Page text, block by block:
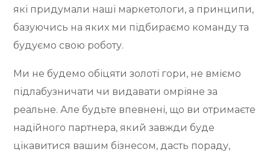
які придумали наші маркетологи, а принципи,
базуючись на яких ми підбираємо команду та
будуємо свою роботу.
Ми не будемо обіцяти золоті гори, не вміємо
підлабузничати чи видавати омріяне за
реальне. Але будьте впевнені, що ви отримаєте
надійного партнера, який завжди буде
цікавитися вашим бізнесом, дасть пораду,